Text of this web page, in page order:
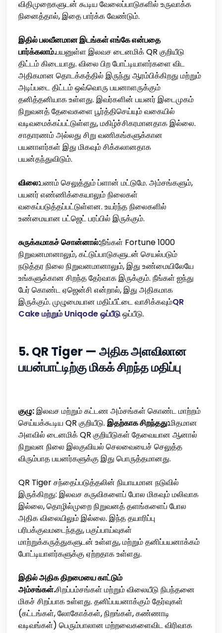
விதிமுறைகளுடன் கூடிய வேலைப்பாடுகளில் உருவாக்க
நினைத்தால், இதை பார்க்க வேண்டும்.
இதில் பலவீனமான இடங்கள் எங்கே என்பதை
பார்க்கலாம்.பயனுள்ள இலவச டைனமிக் QR குறியீடு
திட்டம் கிடையாது. விலை பிற போட்டியாளர்களை விட
அதிகமான தொடக்கத்தில் இருந்து ஆரம்பிக்கிறது மற்றும்
அடிப்படை திட்டம் ஒவ்வொரு பயனாளருக்கும்
தனித்தனியாக உள்ளது. இவர்களின் பயனர் இடைமுகம்
நிறுவனத் தேவைகளை பூர்த்திசெய்யும் வகையில்
வடிவமைக்கப்பட்டுள்ளது, மகிழ்ச்சிகரமானதாக இல்லை.
சாதாரணம் அல்லது சிறு வணிகங்களுக்கான
பயனாளர்கள் இது மிகவும் சிக்கலானதாக
பயன்தந்துவிடும்.
விலை:பணம் செலுத்தும் ப்ளான் மட்டுமே. அம்சங்களும்,
பயனர் எண்ணிக்கையாலும் நிலைகள்
வகைப்படுத்தப்பட்டுள்ளன. உயர்ந்த நிலைகளில்
உண்மையான பட்ஜெட் பரப்பில் இருக்கும்.
சுருக்கமாகச் சொன்னால்:நீங்கள் Fortune 1000
நிறுவனமானாலும், கட்டுப்பாடுகளுடன் செயல்படும்
நடுத்தர நிலை நிறுவனமானாலும், இது உண்மையிலேயே
உங்களுக்கான சிறந்த தேர்வாக இருக்கும். நீங்கள் ஐந்து
பேர் கொண்ட ஏஜென்சி என்றால், இது அதிகமாக
இருக்கும். முழுமையான மதிப்பீட்டை வாசிக்கவும்QR
Cake மற்றும் Uniqode ஒப்பீடுஒப்பீடு.
5. QR Tiger — அதிக அளவிலான
பயன்பாட்டிற்கு மிகக் சிறந்த மதிப்பு
குழு:இலவச மற்றும் கட்டண அம்சங்கள் கொண்ட மாற்றம்
செய்யக்கூடிய QR குறியீடு. இதற்காக சிறந்தது:மிதமான
அளவில் டைனமிக் QR குறியீடுகள் தேவையான ஆனால்
நிறுவன நிலை இலகுவியல் செலவையைச் செலுத்த
விரும்பாத பயனர்களுக்கு இது பொருத்தமானது.
QR Tiger சந்தைப்படுத்தலின் நியாயமான நடுவில்
இருக்கிறது: இலவச கருவிகளைப் போல மிகவும் மலிவாக
இல்லை, தொழில்முறை நிறுவனத் தளங்களைப் போல
அதிக விலையிலும் இல்லை. இந்த தயாரிப்பு
பரிபக்குவமடைந்தது, பகுப்பாய்வுகள்
மாற்றுக்கருத்துகளுடன் உள்ளது, மற்றும் தனிப்பயனாக்கம்
போட்டியாளர்களுக்கு ஏற்றதாக உள்ளது.
இதில் அதிக திறமையை காட்டும்
அம்சங்கள்.சிறப்பம்சங்கள் மற்றும் விலையீடு நிபந்தனை
மிகச் சிறப்பாக உள்ளது. தனிப்பயனாக்கும் தேர்வுகள்
(கட்டங்கள், லோகோக்கள், நிறங்கள், கண்ணாடி
வடிவங்கள்) பெரும்பாலான மற்றவைகளைவிட விரிவாக